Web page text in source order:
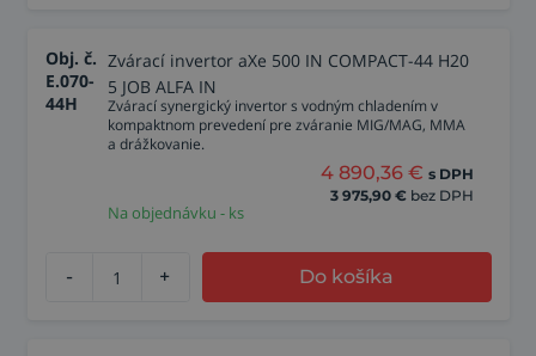
Obj. č.
E.070-
44H
Zvárací invertor aXe 500 IN COMPACT-44 H20
5 JOB ALFA IN
Zvárací synergický invertor s vodným chladením v
kompaktnom prevedení pre zváranie MIG/MAG, MMA
a drážkovanie.
4 890,36 € s DPH
3 975,90 € bez DPH
Na objednávku - ks
- + Do košíka